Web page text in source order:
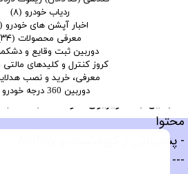
✅ مزیت رقابتی:
- تبدیل به تلویزیون هوشمند با
محتوا
- پشتیبانی از کرومکست و AirPlay
---
ردیاب خودرو (۸)
اخبار آپشن های خودرو (۷)
معرفی محصولات (۳۴)
دوربین ثبت وقایع و
کروز کنترل و کلیدهای مالتی
معرفی، خرید و نصب
دوربین 360 درجه خودرو